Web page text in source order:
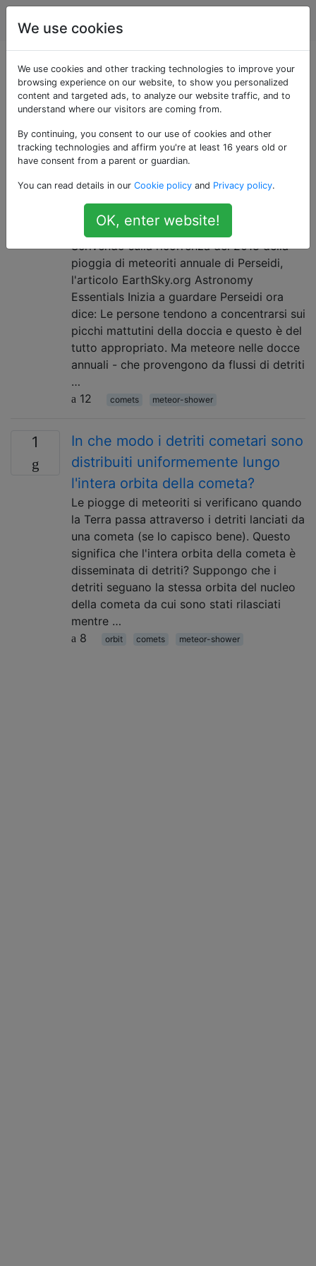
Astronomia
Domande taggate
«meteor-shower»
2
Perché il tasso meteorologico di
Perseidi dovrebbe scendere dopo
il massimo più velocemente
rispetto all'aumento prima del
massimo?
Scrivendo sulla ricorrenza del 2018 della
pioggia di meteoriti annuale di Perseidi,
l'articolo EarthSky.org Astronomy
Essentials Inizia a guardare Perseidi ora
dice: Le persone tendono a concentrarsi sui
picchi mattutini della doccia e questo è del
tutto appropriato. Ma meteore nelle docce
annuali - che provengono da flussi di detriti
…
12
comets meteor-shower
1
In che modo i detriti cometari sono
distribuiti uniformemente lungo
l'intera orbita della cometa?
Le piogge di meteoriti si verificano quando
la Terra passa attraverso i detriti lanciati da
una cometa (se lo capisco bene). Questo
significa che l'intera orbita della cometa è
disseminata di detriti? Suppongo che i
detriti seguano la stessa orbita del nucleo
della cometa da cui sono stati rilasciati
mentre …
8
orbit comets meteor-shower
We use cookies
We use cookies and other tracking technologies to improve your
browsing experience on our website, to show you personalized
content and targeted ads, to analyze our website traffic, and to
understand where our visitors are coming from.
By continuing, you consent to our use of cookies and other
tracking technologies and affirm you're at least 16 years old or
have consent from a parent or guardian.
You can read details in our Cookie policy and Privacy policy.
OK, enter website!